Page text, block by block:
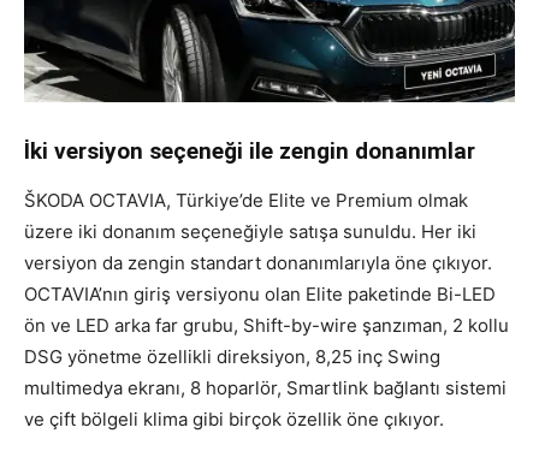
İki versiyon seçeneği ile zengin donanımlar
ŠKODA OCTAVIA, Türkiye’de Elite ve Premium olmak
üzere iki donanım seçeneğiyle satışa sunuldu. Her iki
versiyon da zengin standart donanımlarıyla öne çıkıyor.
OCTAVIA’nın giriş versiyonu olan Elite paketinde Bi-LED
ön ve LED arka far grubu, Shift-by-wire şanzıman, 2 kollu
DSG yönetme özellikli direksiyon, 8,25 inç Swing
multimedya ekranı, 8 hoparlör, Smartlink bağlantı sistemi
ve çift bölgeli klima gibi birçok özellik öne çıkıyor.